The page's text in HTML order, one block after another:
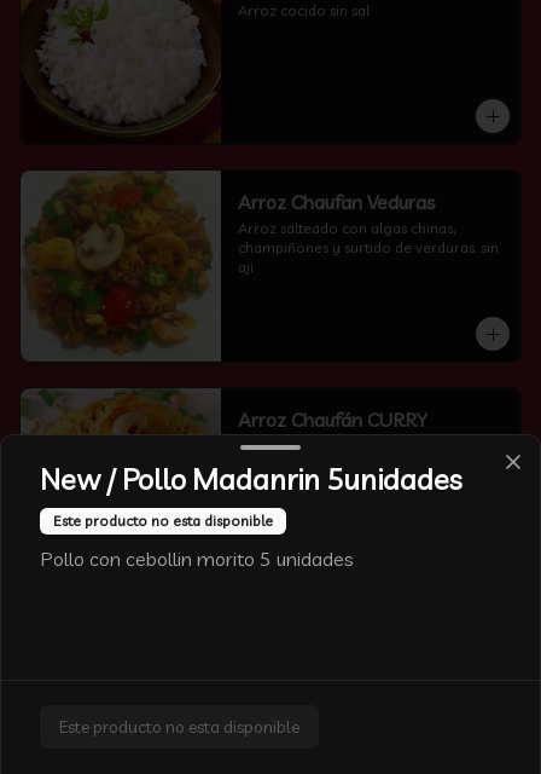
Arroz cocido sin sal
Arroz Chaufan Veduras
Arroz salteado con algas chinas,
champiñones y surtido de verduras. sin
aji
Arroz Chaufán CURRY
New / Pollo Madanrin 5unidades
Este producto no esta disponible
Pollo con cebollin morito 5 unidades
Este producto no esta disponible